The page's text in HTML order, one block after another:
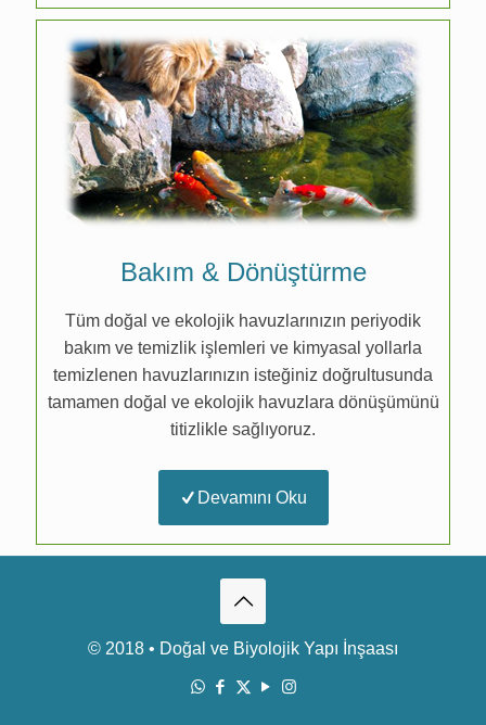
Bakım & Dönüştürme
Tüm doğal ve ekolojik havuzlarınızın periyodik
bakım ve temizlik işlemleri ve kimyasal yollarla
temizlenen havuzlarınızın isteğiniz doğrultusunda
tamamen doğal ve ekolojik havuzlara dönüşümünü
titizlikle sağlıyoruz.
Devamını Oku
© 2018 • Doğal ve Biyolojik Yapı İnşaası